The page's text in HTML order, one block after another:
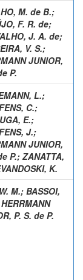
M. de B.;
F. R. de;
J. A. de;
V. S.;
JUNIOR,
P.
L.;
C.;
E.;
J.;
JUNIOR,
P.; ZANATTA,
K.
M.; BASSOI,
HERRMANN
P. S. de P.